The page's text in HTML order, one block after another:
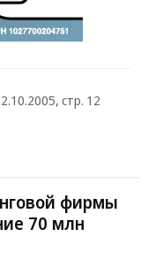
стр. 12
фирмы
70 млн